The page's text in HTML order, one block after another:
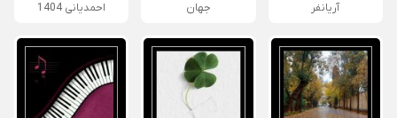
آریانفر
جهان
احمدیانی 1404